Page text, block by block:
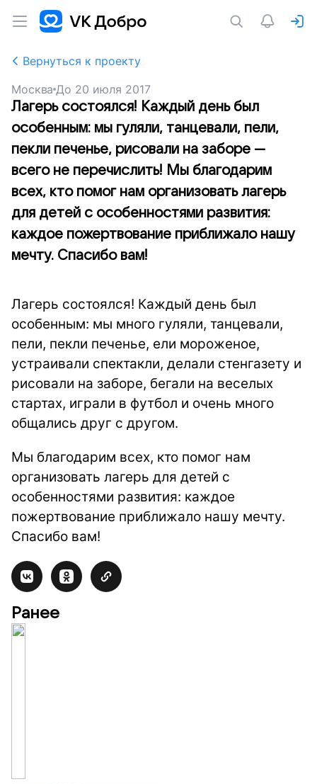
Вернуться к проекту
Москва До 20 июля 2017
Лагерь состоялся! Каждый день был
особенным: мы гуляли, танцевали, пели,
пекли печенье, рисовали на заборе —
всего не перечислить! Мы благодарим
всех, кто помог нам организовать лагерь
для детей с особенностями развития:
каждое пожертвование приближало нашу
мечту. Спасибо вам!
Лагерь состоялся! Каждый день был
особенным: мы много гуляли, танцевали,
пели, пекли печенье, ели мороженое,
устраивали спектакли, делали стенгазету и
рисовали на заборе, бегали на веселых
стартах, играли в футбол и очень много
общались друг с другом.
Мы благодарим всех, кто помог нам
организовать лагерь для детей с
особенностями развития: каждое
пожертвование приближало нашу мечту.
Спасибо вам!
Ранее